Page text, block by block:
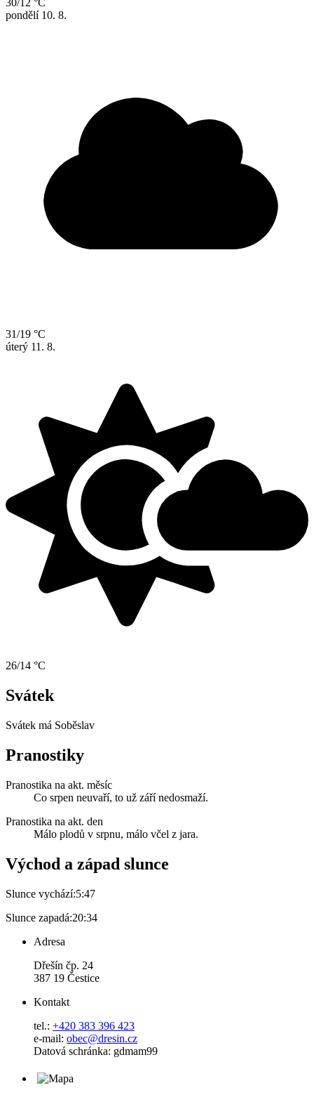
30/12 °C
pondělí 10. 8.
31/19 °C
úterý 11. 8.
26/14 °C
Svátek
Svátek má Soběslav
Pranostiky
Pranostika na akt. měsíc
Co srpen neuvaří, to už září nedosmaží.
Pranostika na akt. den
Málo plodů v srpnu, málo včel z jara.
Východ a západ slunce
Slunce vychází:5:47
Slunce zapadá:20:34
Adresa
Dřešín čp. 24
387 19 Čestice
Kontakt
tel.: +420 383 396 423
e-mail: obec@dresin.cz
Datová schránka: gdmam99